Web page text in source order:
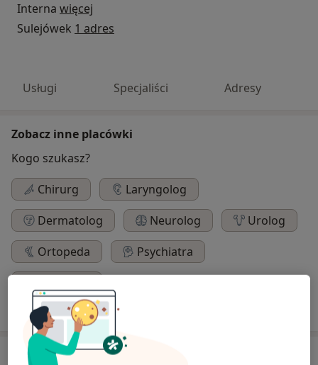
Interna więcej
Sulejówek 1 adres
Usługi Specjaliści Adresy
Zobacz inne placówki
Kogo szukasz?
Chirurg
Laryngolog
Dermatolog
Neurolog
Urolog
Ortopeda
Psychiatra
Szukaj innej specjalizacji
Usługi